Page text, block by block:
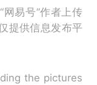
易号”作者上传
提供信息发布平
the pictures